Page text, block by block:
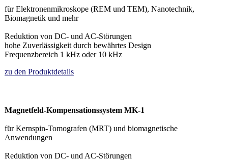
für Elektronenmikroskope (REM und TEM), Nanotechnik,
Biomagnetik und mehr
Reduktion von DC- und AC-Störungen
hohe Zuverlässigkeit durch bewährtes Design
Frequenzbereich 1 kHz oder 10 kHz
zu den Produktdetails
Magnetfeld-Kompensationssystem MK-1
für Kernspin-Tomografen (MRT) und biomagnetische
Anwendungen
Reduktion von DC- und AC-Störungen